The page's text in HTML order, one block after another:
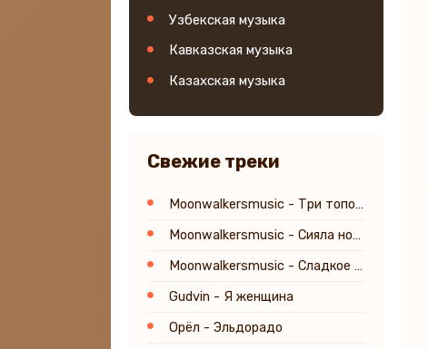
Узбекская музыка
Кавказская музыка
Казахская музыка
Свежие треки
Moonwalkersmusic - Три топора
Moonwalkersmusic - Сияла ночь
Moonwalkersmusic - Сладкое усыпленье
Gudvin - Я женщина
Орёл - Эльдорадо